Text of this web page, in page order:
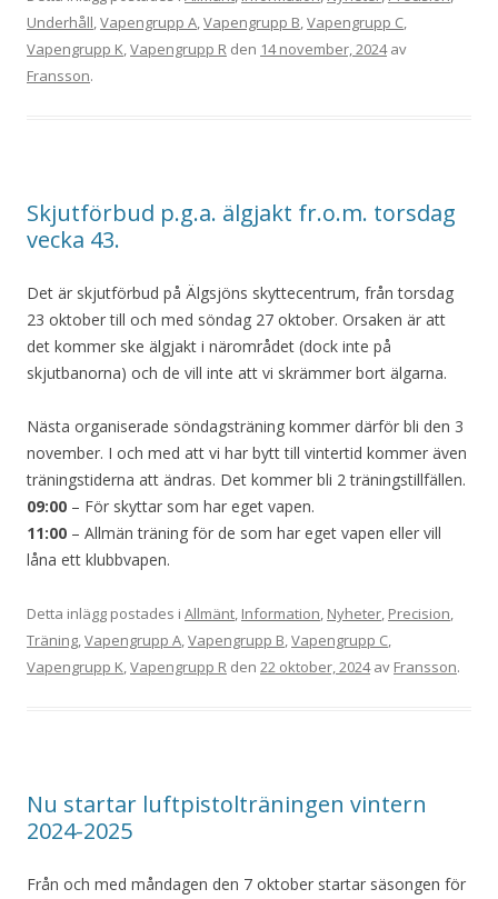
Underhåll,Vapengrupp A,Vapengrupp B,Vapengrupp C,
Vapengrupp K,Vapengrupp R den 14 november, 2024av
Fransson.
Skjutförbud p.g.a. älgjakt fr.o.m. torsdag
vecka 43.
Det är skjutförbud på Älgsjöns skyttecentrum, från torsdag
23 oktober till och med söndag 27 oktober. Orsaken är att
det kommer ske älgjakt i närområdet (dock inte på
skjutbanorna) och de vill inte att vi skrämmer bort älgarna.
Nästa organiserade söndagsträning kommer därför bli den 3
november. I och med att vi har bytt till vintertid kommer även
träningstiderna att ändras. Det kommer bli 2 träningstillfällen.
09:00 – För skyttar som har eget vapen.
11:00 – Allmän träning för de som har eget vapen eller vill
låna ett klubbvapen.
Detta inlägg postades i Allmänt, Information, Nyheter, Precision,
Träning,Vapengrupp A,Vapengrupp B,Vapengrupp C,
Vapengrupp K,Vapengrupp R den 22 oktober, 2024av Fransson.
Nu startar luftpistolträningen vintern
2024-2025
Från och med måndagen den 7 oktober startar säsongen för